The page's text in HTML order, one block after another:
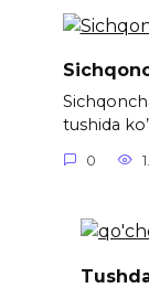
tushida ko’
0